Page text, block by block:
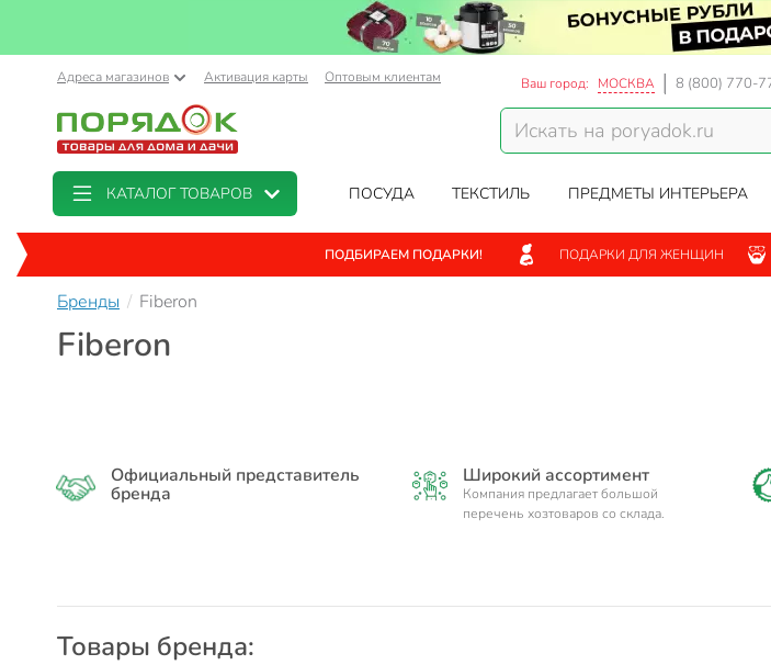
Адреса магазинов Активация карты Оптовым клиентам Ваш город: МОСКВА 8 (800) 770-
КАТАЛОГ ТОВАРОВ ПОСУДА ТЕКСТИЛЬ ПРЕДМЕТЫ ИНТЕРЬЕРА
ПОДБИРАЕМ ПОДАРКИ! ПОДАРКИ ДЛЯ ЖЕНЩИН
Бренды Fiberon
Fiberon
Официальный представитель
бренда
Широкий ассортимент
Компания предлагает большой
перечень хозтоваров со склада.
Товары бренда: